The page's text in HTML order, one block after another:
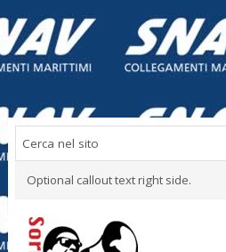
Optional callout text right side.